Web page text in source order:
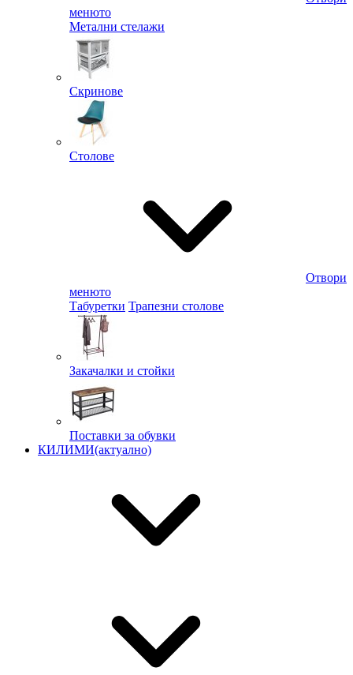
менюто
Метални стелажи
Скринове
Столове
Отвори
менюто
Табуретки Трапезни столове
Закачалки и стойки
Поставки за обувки
КИЛИМИ(актуално)